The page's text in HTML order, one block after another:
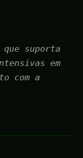
suporta
em
com a